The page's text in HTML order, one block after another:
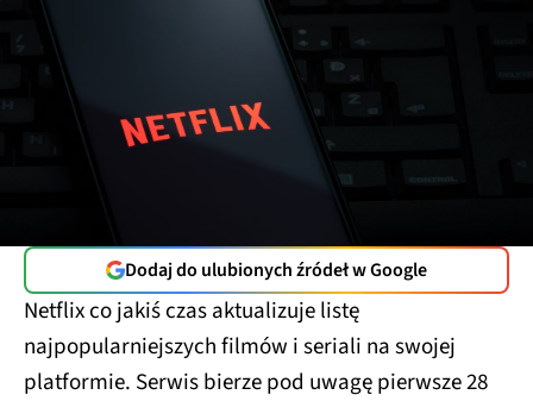
Dodaj do ulubionych źródeł w Google
Netflix co jakiś czas aktualizuje listę
najpopularniejszych filmów i seriali na swojej
platformie. Serwis bierze pod uwagę pierwsze 28